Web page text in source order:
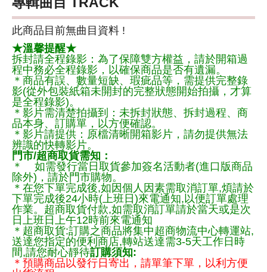
此商品目前無曲目資料 !
★溫馨提醒★
拆封請全程錄影：為了保障雙方權益，請於開箱過
程中務必全程錄影，以確保商品是否有遺漏。
＊商品有誤、數量短缺、瑕疵品等，需提供完整錄
影(從外包裝紙箱未開封的完整狀態開始拍攝，才算
是全程錄影)。
＊影片需清楚拍攝到：未拆封狀態、拆封過程、商
品本身、訂購單，以方便確認。
＊影片請提供：原檔清晰開箱影片，請勿提供無法
辨識的快轉影片。
門市/超商取貨需知：
＊ 如需發行當日取貨參加簽名活動者(進口版商品
除外)，請於門市購物。
＊在您下單完成後,如因個人因素需取消訂單,煩請於
下單完成後24小時(上班日)來電通知,以便訂單處理
作業。超商取貨付款,如需取消訂單請於當天或是次
日上班日上午12時前來電通知
＊超商取貨:訂購之商品將集中超商物流中心轉運站,
送達您指定的便利商店,轉站送達需3-5天工作日時
間,請您耐心靜待訂購須知:
＊預購商品以發行日寄出，請單筆下單，以利方便